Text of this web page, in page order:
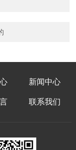
新闻中心
联系我们